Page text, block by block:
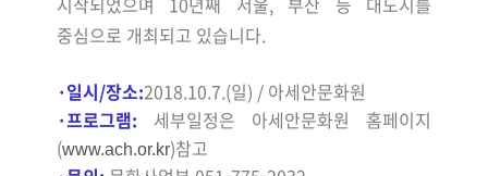
중심으로 개최되고 있습니다.
·일시/장소:2018.10.7.(일) / 아세안문화원
·프로그램: 세부일정은 아세안문화원 홈페이지
(www.ach.or.kr)참고